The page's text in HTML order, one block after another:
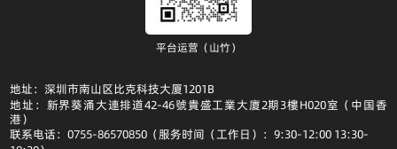
平台运营（山竹）
地址：深圳市南山区比克科技大厦1201B
地址：新界葵涌大連排道42-46號貴盛工業大廈2期3樓H020室（中国香
港）
联系电话：0755-86570850（服务时间（工作日）：9:30-12:00 13:30-